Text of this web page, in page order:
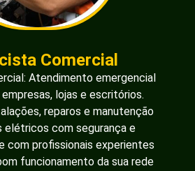
Comercial
Atendimento emergencial
lojas e escritórios.
reparos e manutenção
elétricos com segurança e
com profissionais experientes
funcionamento da sua rede